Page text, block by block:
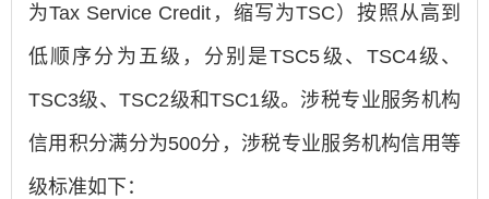
为Tax Service Credit，缩写为TSC）按照从高到
低顺序分为五级，分别是TSC5级、TSC4级、
TSC3级、TSC2级和TSC1级。涉税专业服务机构
信用积分满分为500分，涉税专业服务机构信用等
级标准如下：